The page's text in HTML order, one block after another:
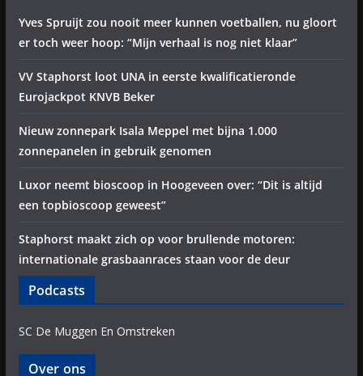
Yves Spruijt zou nooit meer kunnen voetballen, nu gloort
er toch weer hoop: “Mijn verhaal is nog niet klaar”
VV Staphorst loot UNA in eerste kwalificatieronde
Eurojackpot KNVB Beker
Nieuw zonnepark Isala Meppel met bijna 1.000
zonnepanelen in gebruik genomen
Luxor neemt bioscoop in Hoogeveen over: “Dit is altijd
een topbioscoop geweest”
Staphorst maakt zich op voor brullende motoren:
internationale grasbaanraces staan voor de deur
Podcasts
SC De Muggen En Omstreken
Over ons